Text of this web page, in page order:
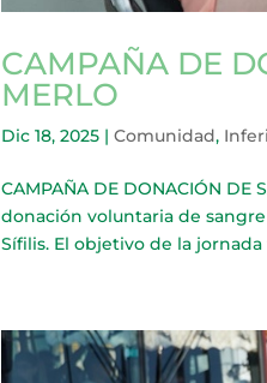
CAMPAÑA DE
MERLO
Dic 18, 2025 |Comunidad,
CAMPAÑA DE DONACIÓN
donación voluntaria de
Sífilis. El objetivo de la